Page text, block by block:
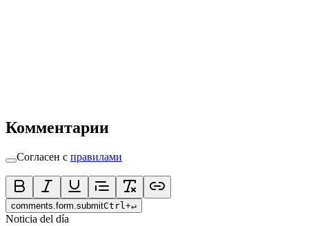
Комментарии
Согласен с правилами
comments.form.submitCtrl +↵
Noticia del día